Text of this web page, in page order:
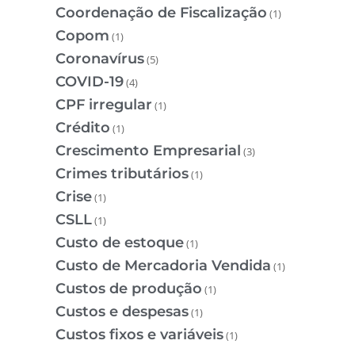
Coordenação de Fiscalização (1)
Copom (1)
Coronavírus(5)
COVID-19(4)
CPF irregular (1)
Crédito (1)
Crescimento Empresarial (3)
Crimes tributários(1)
Crise(1)
CSLL(1)
Custo de estoque(1)
Custo de Mercadoria Vendida (1)
Custos de produção (1)
Custos e despesas(1)
Custos fixos e variáveis(1)